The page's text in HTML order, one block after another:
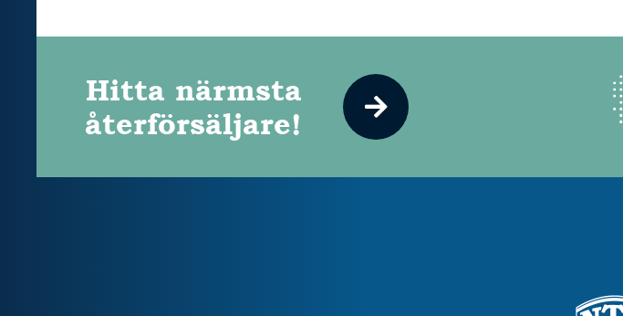
Hitta närmsta
återförsäljare!